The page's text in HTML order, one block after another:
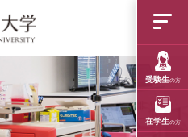
受験生の方
在学生の方
老年看護学援助論演